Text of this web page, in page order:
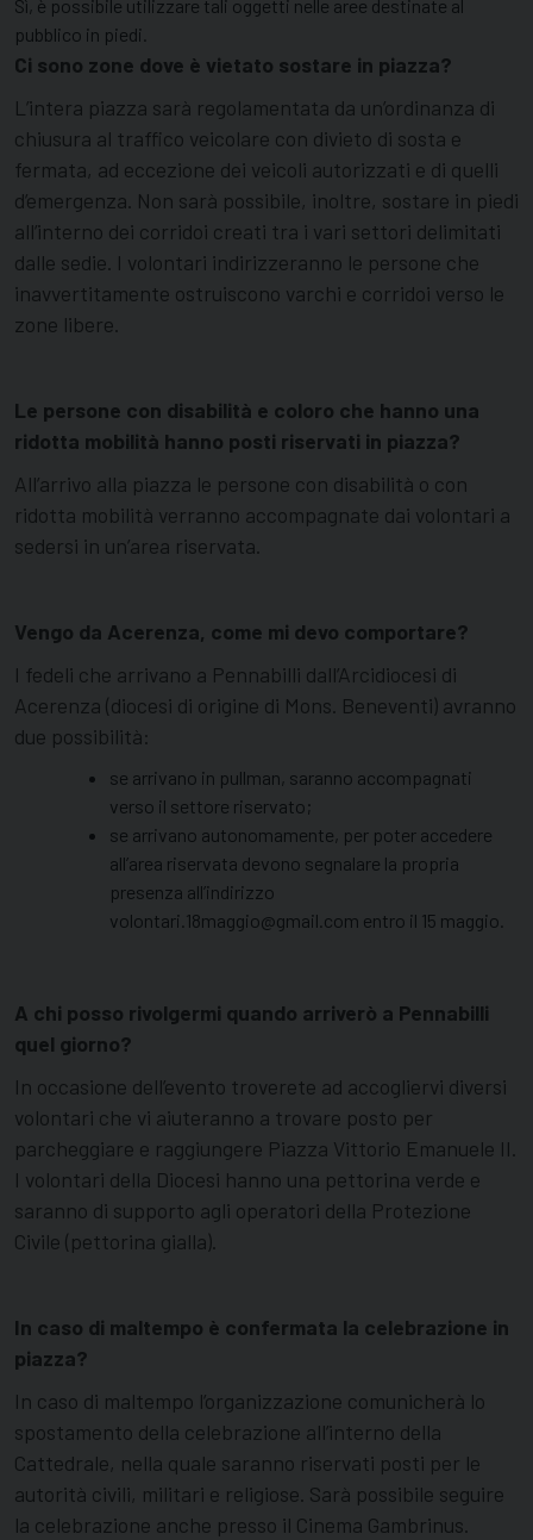
Sì, è possibile utilizzare tali oggetti nelle aree destinate al
pubblico in piedi.
Ci sono zone dove è vietato sostare in piazza?
L’intera piazza sarà regolamentata da un’ordinanza di
chiusura al traffico veicolare con divieto di sosta e
fermata, ad eccezione dei veicoli autorizzati e di quelli
d’emergenza. Non sarà possibile, inoltre, sostare in piedi
all’interno dei corridoi creati tra i vari settori delimitati
dalle sedie. I volontari indirizzeranno le persone che
inavvertitamente ostruiscono varchi e corridoi verso le
zone libere.
Le persone con disabilità e coloro che hanno una
ridotta mobilità hanno posti riservati in piazza?
All’arrivo alla piazza le persone con disabilità o con
ridotta mobilità verranno accompagnate dai volontari a
sedersi in un’area riservata.
Vengo da Acerenza, come mi devo comportare?
I fedeli che arrivano a Pennabilli dall’Arcidiocesi di
Acerenza (diocesi di origine di Mons. Beneventi) avranno
due possibilità:
se arrivano in pullman, saranno accompagnati
verso il settore riservato;
se arrivano autonomamente, per poter accedere
all’area riservata devono segnalare la propria
presenza all’indirizzo
volontari.18maggio@gmail.com entro il 15 maggio.
A chi posso rivolgermi quando arriverò a Pennabilli
quel giorno?
In occasione dell’evento troverete ad accogliervi diversi
volontari che vi aiuteranno a trovare posto per
parcheggiare e raggiungere Piazza Vittorio Emanuele II.
I volontari della Diocesi hanno una pettorina verde e
saranno di supporto agli operatori della Protezione
Civile (pettorina gialla).
In caso di maltempo è confermata la celebrazione in
piazza?
In caso di maltempo l’organizzazione comunicherà lo
spostamento della celebrazione all’interno della
Cattedrale, nella quale saranno riservati posti per le
autorità civili, militari e religiose. Sarà possibile seguire
la celebrazione anche presso il Cinema Gambrinus.